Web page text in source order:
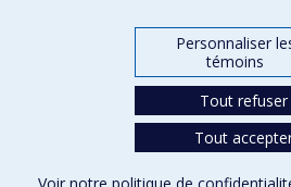
Personnaliser
témoins
Tout refuser
Tout